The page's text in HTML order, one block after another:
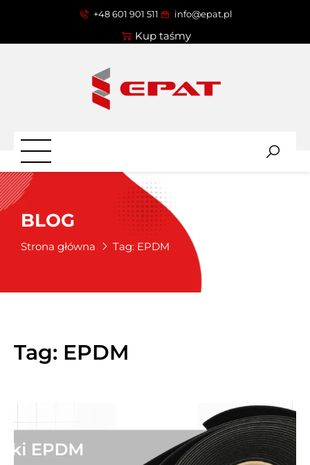
+48 601 901 511 info@epat.pl
Kup taśmy
BLOG
Strona główna Tag: EPDM
Tag: EPDM